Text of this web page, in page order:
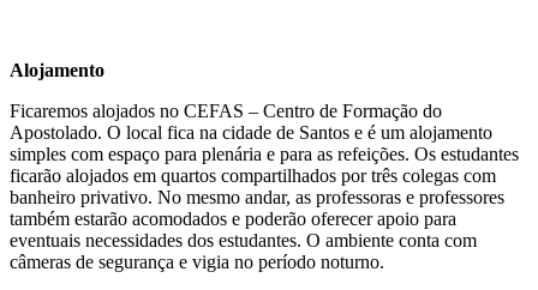
Alojamento
Ficaremos alojados no CEFAS – Centro de Formação do
Apostolado. O local fica na cidade de Santos e é um alojamento
simples com espaço para plenária e para as refeições. Os estudantes
ficarão alojados em quartos compartilhados por três colegas com
banheiro privativo. No mesmo andar, as professoras e professores
também estarão acomodados e poderão oferecer apoio para
eventuais necessidades dos estudantes. O ambiente conta com
câmeras de segurança e vigia no período noturno.